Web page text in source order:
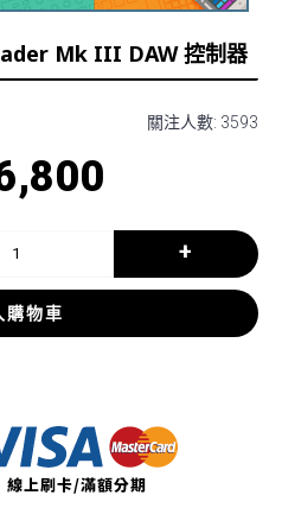
Mk III DAW 控制器
關注人數: 3593
+
購物車